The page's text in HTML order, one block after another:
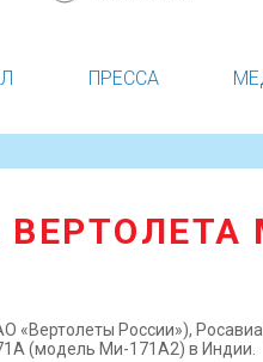
ПРЕССА
«Вертолеты России»),
(модель Ми-171А2) в Индии.